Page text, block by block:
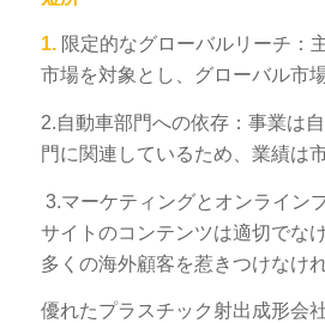
1.限定的なグローバルリーチ：
市場を対象とし、グローバル市場
2.自動車部門への依存：事業は
門に関連しているため、業績は
3.マーケティングとオンライン
サイトのコンテンツは適切でな
多くの海外顧客を惹きつけなけ
優れたプラスチック射出成形会